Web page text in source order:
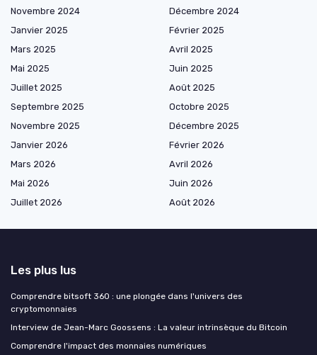
Novembre 2024
Décembre 2024
Janvier 2025
Février 2025
Mars 2025
Avril 2025
Mai 2025
Juin 2025
Juillet 2025
Août 2025
Septembre 2025
Octobre 2025
Novembre 2025
Décembre 2025
Janvier 2026
Février 2026
Mars 2026
Avril 2026
Mai 2026
Juin 2026
Juillet 2026
Août 2026
Les plus lus
Comprendre bitsoft 360 : une plongée dans l'univers des
cryptomonnaies
Interview de Jean-Marc Goossens : La valeur intrinsèque du Bitcoin
Comprendre l'impact des monnaies numériques